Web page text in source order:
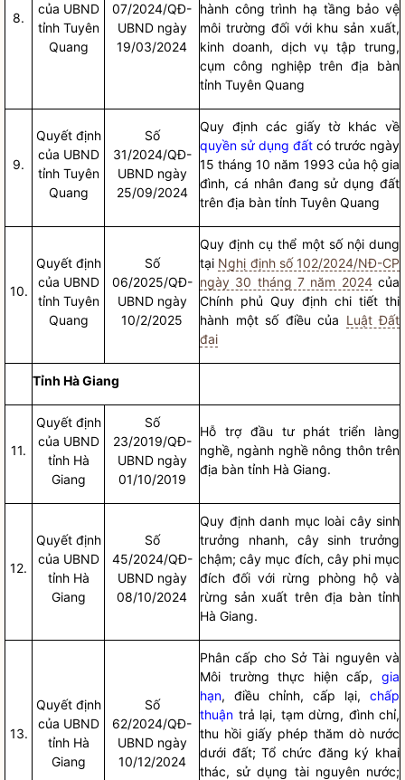
8.
của UBND
tỉnh Tuyên
Quang
07/2024/QĐ-
UBND ngày
19/03/2024
hành công trình hạ tầng bảo vệ
môi trường đối với khu sản xuất,
kinh doanh, dịch vụ tập trung,
cụm công nghiệp trênđịa bàn
tỉnh Tuyên Quang
9.
Quyết định
của UBND
tỉnh Tuyên
Quang
Số
31/2024/QĐ-
UBND ngày
25/09/2024
Quy định các giấy tờ khác về
quyền sử dụng đất có trước ngày
15 tháng 10 năm 1993 của hộ gia
đình, cá nhân đang sử dụng đất
trên địa bàn tỉnh Tuyên Quang
10.
Quyết định
của UBND
tỉnh Tuyên
Quang
Số
06/2025/QĐ-
UBND ngày
10/2/2025
Quy định cụ thể một số nội dung
tại Nghị định số 102/2024/NĐ-CP
ngày 30 tháng 7 năm 2024của
Chính phủ Quy định chi tiết thi
hành một số điều của Luật Đất
đai
Tỉnh Hà Giang
11.
Quyết định
của UBND
tỉnh Hà
Giang
Số
23/2019/QĐ-
UBND ngày
01/10/2019
Hỗ trợ đầu tư phát triển làng
nghề, ngành nghề nông thôn trên
địa bàn tỉnh Hà Giang.
12.
Quyết định
của UBND
tỉnh Hà
Giang
Số
45/2024/QĐ-
UBND ngày
08/10/2024
Quy định danh mục loài cây sinh
trưởng nhanh, cây sinh trưởng
chậm; cây mục đích, cây phi mục
đích đối với rừng phòng hộ và
rừng sản xuất trên địa bàntỉnh
Hà Giang.
13.
Quyết định
của UBND
tỉnh Hà
Giang
Số
62/2024/QĐ-
UBND ngày
10/12/2024
Phân cấp cho Sở Tài nguyên và
Môi trường thực hiện cấp, gia
hạn, điều chỉnh, cấp lại, chấp
thuận trả lại, tạm dừng, đình chỉ,
thu hồi giấy phép thăm dò nước
dưới đất; Tổ chức đăng ký khai
thác, sử dụng tài nguyên nước;